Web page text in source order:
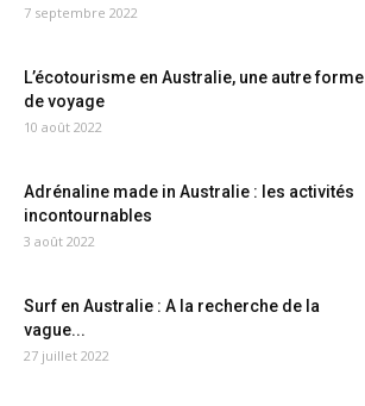
7 septembre 2022
L’écotourisme en Australie, une autre forme
de voyage
10 août 2022
Adrénaline made in Australie : les activités
incontournables
3 août 2022
Surf en Australie : A la recherche de la
vague...
27 juillet 2022